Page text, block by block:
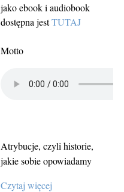
jako ebook i audiobook
dostępna jestTUTAJ
Motto
Atrybucje, czyli historie,
jakie sobie opowiadamy
Czytaj więcej